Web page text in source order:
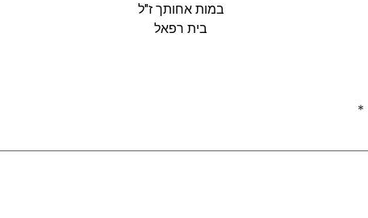
במות אחותך ז"ל
בית רפאל
*